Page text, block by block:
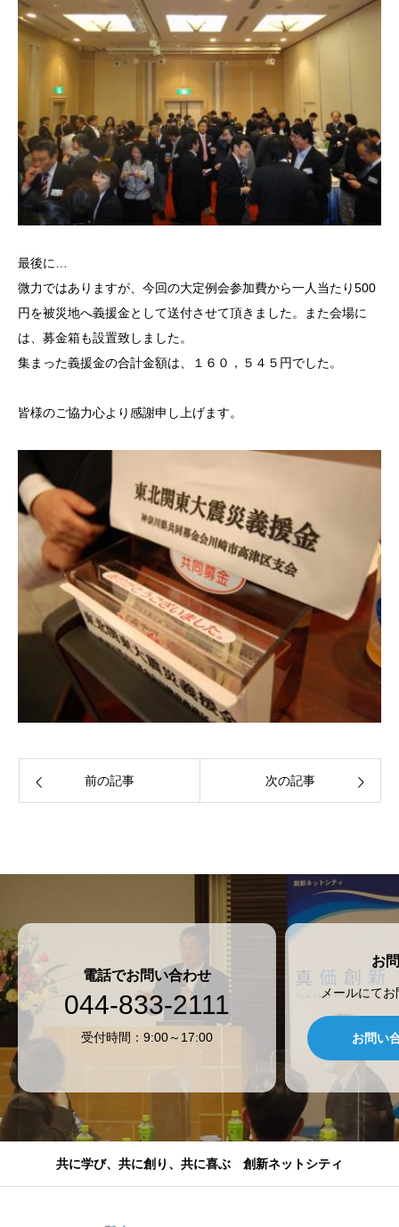
最後に…
微力ではありますが、今回の大定例会参加費から一人当たり500
円を被災地へ義援金として送付させて頂きました。また会場に
は、募金箱も設置致しました。
集まった義援金の合計金額は、１６０，５４５円でした。
皆様のご協力心より感謝申し上げます。
前の記事 次の記事
電話でお問い合わせ
044-833-2111
受付時間：9:00～17:00
お
メールにて
お問い
共に学び、共に創り、共に喜ぶ 創新ネットシティ